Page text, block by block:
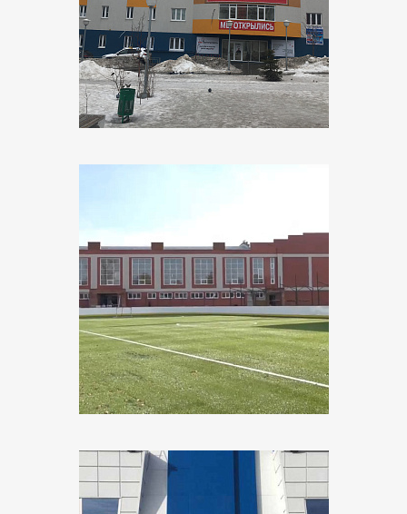
Адрес: г. Самара, ул. Врубеля
Поставщик:Минимакс
Объект:МБУ «КСШ им. А.В. Паушкина»
Адрес:г. Гусь-Хрустальный, ул. Кравчинского
Поставщик:Русский Свет